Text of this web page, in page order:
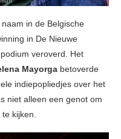
in de Belgische
in De Nieuwe
veroverd. Het
Mayorga betoverde
indiepopliedjes over het
niet alleen een genot om
kijken.